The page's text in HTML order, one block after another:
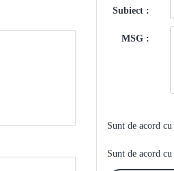
Subiect :
MSG :
Sunt de acord cu
Sunt de acord cu